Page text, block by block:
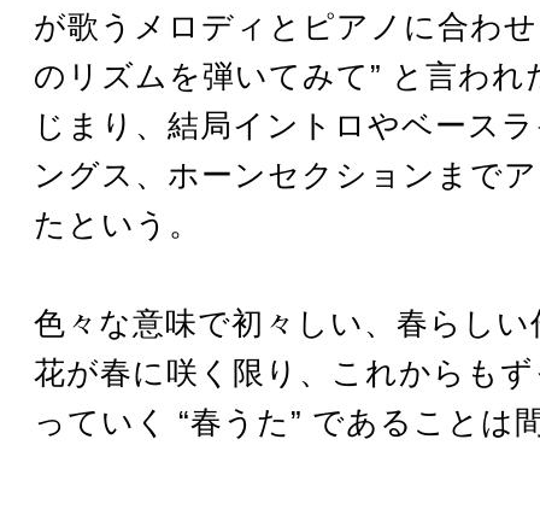
が歌うメロディとピアノに合わ
のリズムを弾いてみて” と言われ
じまり、結局イントロやベース
ングス、ホーンセクションまで
たという。
色々な意味で初々しい、春らし
花が春に咲く限り、これからも
っていく “春うた” であることは